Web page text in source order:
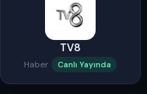
TV8
Haber Canlı Yayında